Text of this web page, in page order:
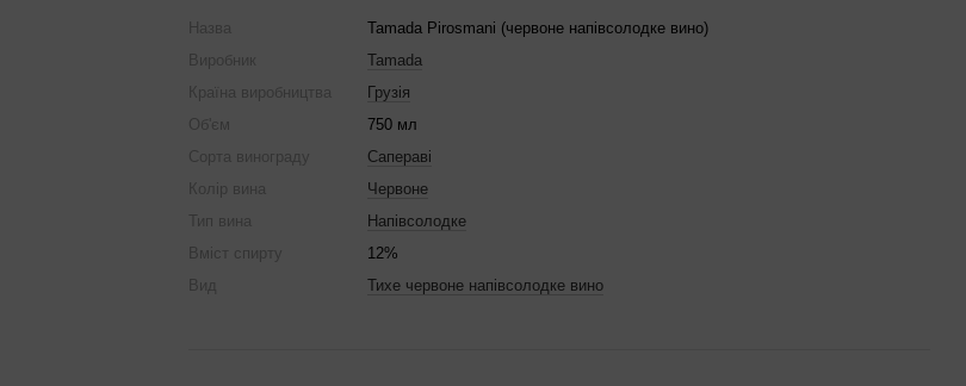
Назва
Tamada Pirosmani (червоне напівсолодке вино)
Виробник
Tamada
Країна виробництва
Грузія
Об'єм
750 мл
Сорта винограду
Сапераві
Колір вина
Червоне
Тип вина
Напівсолодке
Вміст спирту
12%
Вид
Тихе червоне напівсолодке вино